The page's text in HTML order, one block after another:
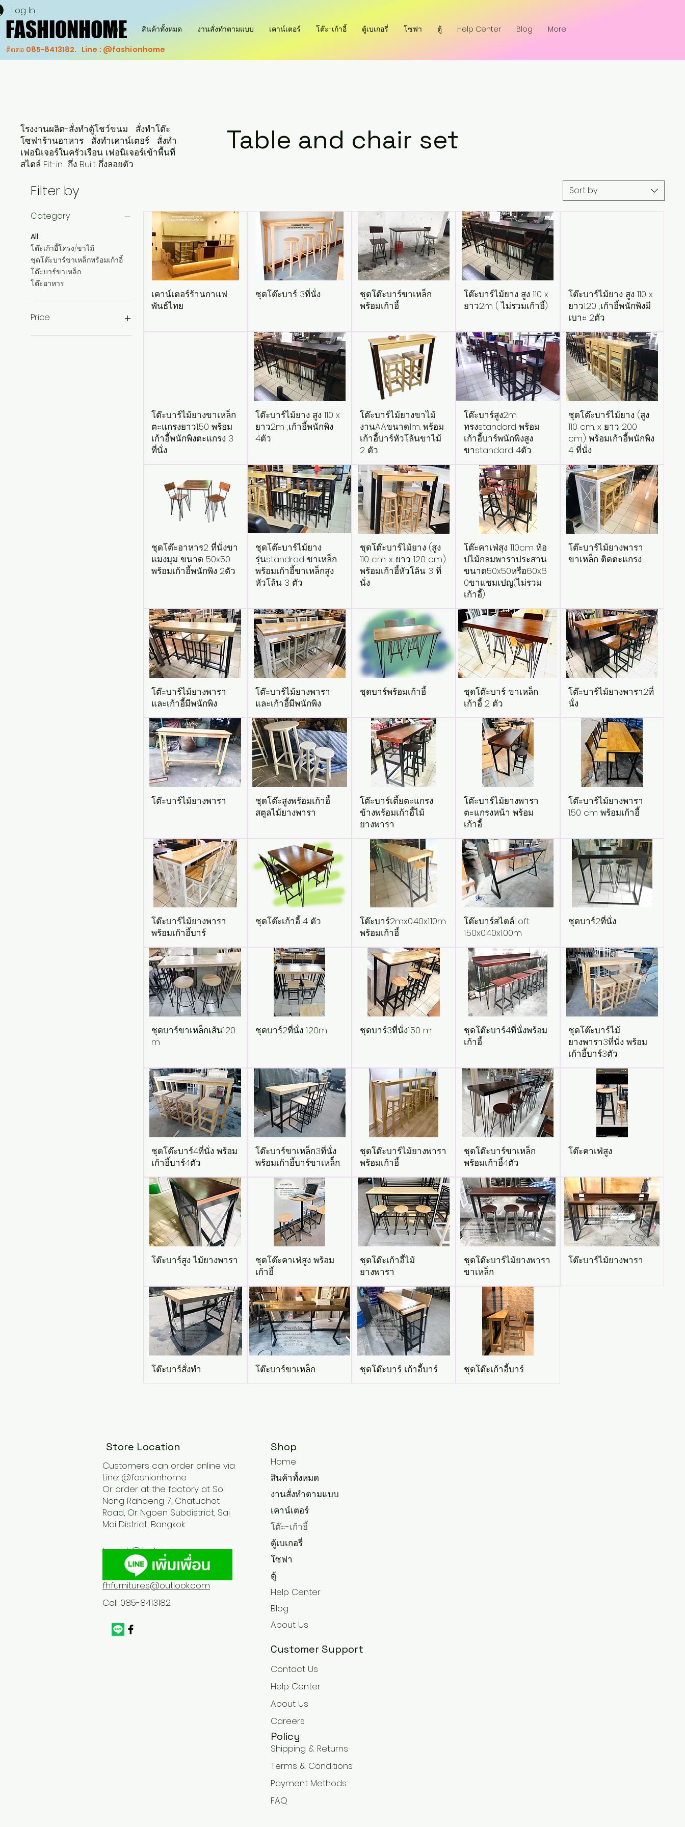
FASHIONHOME
FASHIONHOME
ติดต่อ 085-8413182. Line : @fashionhome
Log In
Home สินค้าทั้งหมด งานสั่งทำตามแบบ เคาน์เตอร์ โต๊ะ-เก้าอี้ ตู้เบเกอรี่ โซฟา ตู้ Help Center Blog More
Table and chair set
Filter by
Category
All
โต๊ะเก้าอี้โครง/ขาไม้
ชุดโต๊ะบาร์ขาเหล็กพร้อมเก้าอี้
โต๊ะบาร์ขาเหล็ก
โต๊ะอาหาร
Price
Sort by
เคาน์เตอร์ร้านกาแฟ
พันธ์ไทย
ชุดโต๊ะบาร์ 3ที่นั่ง
ชุดโต๊ะบาร์ขาเหล็ก
พร้อมเก้าอี้
โต๊ะบาร์ไม้ยาง สูง 110 x
ยาว2m ( ไม่รวมเก้าอี้)
โต๊ะบาร์ไม้ยาง สูง 110 x
ยาว1.20 ;เก้าอี้พนักพิงมี
เบาะ 2ตัว
โต๊ะบาร์ไม้ยางขาเหล็ก
ตะแกรงยาว1.50 พร้อม
เก้าอี้พนักพิงตะแกรง 3
ที่นั่ง
โต๊ะบาร์ไม้ยาง สูง 110 x
ยาว2m ;เก้าอี้พนักพิง
4ตัว
โต๊ะบาร์ไม้ยางขาไม้
งานAAขนาด1m. พร้อม
เก้าอี้บาร์หัวโล้นขาไม้
2 ตัว
โต๊ะบาร์สูง2m.
ทรงstandard พร้อม
เก้าอี้บาร์พนักพิงสูง
ขาstandard 4ตัว
ชุดโต๊ะบาร์ไม้ยาง (สูง
110 cm. x ยาว 200
cm.) พร้อมเก้าอี้พนักพิง
4 ที่นั่ง
ชุดโต๊ะอาหาร2 ที่นั่งขา
แมงมุม ขนาด 50x50
พร้อมเก้าอี้พนักพิง 2ตัว
ชุดโต๊ะบาร์ไม้ยาง
รุ่นstandrad ขาเหล็ก
พร้อมเก้าอี้ขาเหล็กสูง
หัวโล้น 3 ตัว
ชุดโต๊ะบาร์ไม้ยาง (สูง
110 cm. x ยาว 120 cm.)
พร้อมเก้าอี้หัวโล้น 3 ที่
นั่ง
โต๊ะคาเฟ่สุง 110cm ท้อ
ปไม้กลมพาราประสาน
ขนาด50x50หรือ60x6
0ขาแชมเปญ(ไม่รวม
เก้าอี้)
โต๊ะบาร์ไม้ยางพารา
ขาเหล็ก ติดตะแกรง
โต๊ะบาร์ไม้ยางพารา
และเก้าอี้มีพนักพิง
โต๊ะบาร์ไม้ยางพารา
และเก้าอี้มีพนักพิง
ชุดบาร์พร้อมเก้าอี้
ชุดโต๊ะบาร์ ขาเหล็ก
เก้าอี้ 2 ตัว
โต๊ะบาร์ไม้ยางพารา2ที่
นั่ง
โต๊ะบาร์ไม้ยางพารา
ชุดโต๊ะสูงพร้อมเก้าอี้
สตูลไม้ยางพารา
โต๊ะบาร์เตี้ยตะแกรง
ข้างพร้อมเก้าอี้ไม้
ยางพารา
โต๊ะบาร์ไม้ยางพารา
ตะแกรงหน้า พร้อม
เก้าอี้
โต๊ะบาร์ไม้ยางพารา
1.50 cm พร้อมเก้าอี้
โต๊ะบาร์ไม้ยางพารา
พร้อมเก้าอี้บาร์
ชุดโต๊ะเก้าอี้ 4 ตัว
โต๊ะบาร์​2mx0.40x1.10m
พร้อมเก้าอี้
โต๊ะบาร์สไตล์​Loft
1.50x0.40x1.00m
ชุดบาร์2ที่นั่ง
ชุดบาร์ขาเหล็กเส้น​1.20​
m
ชุดบาร์2ที่นั่ง 1.20m ชุดบาร์3ที่นั่ง​1.50 m
ชุดโต๊ะบาร์4ที่นั่งพร้อม
เก้าอี้
ชุดโต๊ะบาร์ไม้
ยางพารา3ที่นั่ง พร้อม
เก้าอี้บาร์3ตัว
ชุดโต๊ะบาร์4ที่นั่ง พร้อม
เก้าอี้บาร์4ตัว
โต๊ะบาร์ขาเหล็ก3ที่นั่ง
พร้อมเก้าอี้บาร์ขาเหล็์ก
ชุดโต๊ะบาร์ไม้ยางพารา
พร้อมเก้าอี้
ชุดโต๊ะบาร์ขาเหล็ก
พร้อมเก้าอี้4ตัว
โต๊ะคาเฟ่สูง
โต๊ะบาร์สูง ไม้ยางพารา
ชุดโต๊ะคาเฟ่สูง พร้อม
เก้าอี้
ชุดโต๊ะเก้าอี้ไม้
ยางพารา
ชุดโต๊ะบาร์ไม้ยางพารา
ขาเหล็ก
โต๊ะบาร์ไม้ยางพารา
โต๊ะบาร์สั่งทำ โต๊ะบาร์ขาเหล็ก ชุดโต๊ะบาร์ เก้าอี้บาร์ ชุดโต๊ะเก้าอี้บาร์
โรงงานผลิต-สั่งทำตู้โชว์ขนม สั่งทำโต๊ะ
โซฟาร้านอาหาร สั่งทำเคาน์เตอร์ สั่งทำ
เฟอนิเจอร์ในครัวเรือน เฟอนิเจอร์เข้าพื้นที่
สไตล์ Fit-in กึ่ง Built กึ่งลอยตัว
Store Location
Customers can order online via
Line: @fashionhome
Or order at the factory at Soi
Nong Rahaeng 7, Chatuchot
Road, Or Ngoen Subdistrict, Sai
Mai District, Bangkok
Line id :@fashionhome
fhfurnitures@outlook.com
Call 085-8413182
Shop
Home
สินค้าทั้งหมด
งานสั่งทำตามแบบ
เคาน์เตอร์
โต๊ะ-เก้าอี้
ตู้เบเกอรี่
โซฟา
ตู้
Help Center
Blog
About Us
Customer Support
Contact Us
Help Center
About Us
Careers
Policy
Shipping & Returns
Terms & Conditions
Payment Methods
FAQ